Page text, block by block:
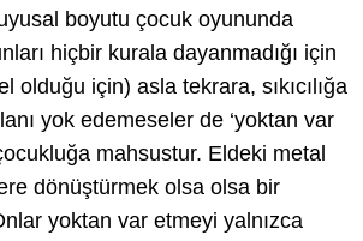
boyutu çocuk oyununda
hiçbir kurala dayanmadığı için
olduğu için) asla tekrara, sıkıcılığa
yok edemeseler de ‘yoktan var
mahsustur. Eldeki metal
dönüştürmek olsa olsa bir
yoktan var etmeyi yalnızca